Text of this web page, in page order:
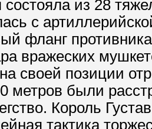
состояла из 28
с
фланг
вражеских
своей позиции
метров были
Король
тактика